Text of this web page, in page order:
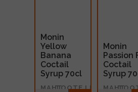
Monin
Yellow
Banana
Coctail
Syrup 70cl
MAHTTOOTE LIIK
Monin
Passion
Coctail
Syrup
MAHT